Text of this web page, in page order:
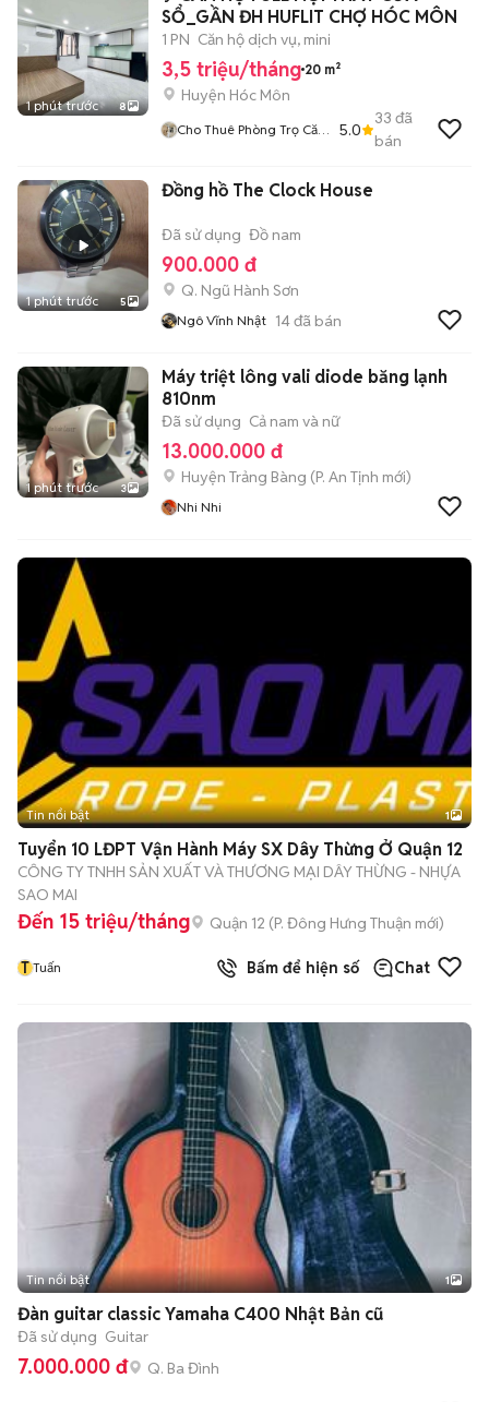
1 phút trước 8
SỔ_GẦN ĐH HUFLIT CHỢ HÓC MÔN
1 PN Căn hộ dịch vụ, mini
3,5 triệu/tháng 20 m²
Huyện Hóc Môn
Cho Thuê Phòng Trọ Căn
5.0
33 đã
bán
1 phút trước 5
Đồng hồ The Clock House
Đã sử dụng Đồ nam
900.000 đ
Q. Ngũ Hành Sơn
Ngô Vĩnh Nhật 14đã bán
1 phút trước 3
Máy triệt lông vali diode băng lạnh
810nm
Đã sử dụng Cả nam và nữ
13.000.000 đ
Huyện Trảng Bàng (P. An Tịnh mới)
Nhi Nhi
Tin nổi bật 1
Tuyển 10 LĐPT Vận Hành Máy SX Dây Thừng Ở Quận 12
CÔNG TY TNHH SẢN XUẤT VÀ THƯƠNG MẠI DÂY THỪNG - NHỰA
SAO MAI
Đến 15 triệu/tháng Quận 12 (P. Đông Hưng Thuận mới)
T Tuấn Bấm để hiện số Chat
Tin nổi bật 1
Đàn guitar classic Yamaha C400 Nhật Bản cũ
Đã sử dụng Guitar
7.000.000 đ Q. Ba Đình